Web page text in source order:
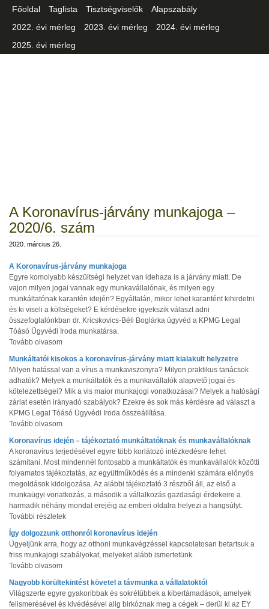
Főoldal Taglista Tisztségviselők
Alapszabály
2022. évi mérleg
2023. évi mérleg
2024. évi mérleg
2025. évi mérleg
A Koronavírus-járvány munkajoga –
2020/6. szám
2020. március 26.
A Koronavírus-járvány munkajoga
Egyre komolyabb készültségi helyzet van idehaza is a járvány miatt. De
vajon milyen jogai vannak egy munkavállalónak, és milyen egy
munkáltatónak karantén idején? Egyáltalán, mikor lehet karantént kihirdetni
és ki viseli a költségeket? E kérdésekre igyekszik választ adni
összefoglalónkban dr. Kricskovics-Béli Boglárka ügyvéd a KPMG Legal
Tóásó Ügyvédi Iroda munkatársa.
Tovább olvasom
Munkáltatói kisokos a koronavírus-járvány miatt kialakult helyzetre
Milyen hatással van a vírus a munkaviszonyra? Milyen praktikus tanácsok
adhatók? Melyek a munkáltatók és a munkavállalók alapvető jogai és
kötelezettségei? Mik a vis maior munkajogi vonatkozásai? Melyek a hatósági
zárlat esetén irányadó szabályok? Ezekre és sok más kérdésre ad választ a
KPMG Legal Tóásó Ügyvédi Iroda összeállítása.
Tovább olvasom
Koronavírus idején – tájékoztató munkáltatóknak és munkavállalóknak
A koronavírus terjedésével egyre több korlátozó intézkedésre lehet
számítani. Most mindennél fontosabb a munkáltatók és munkavállalók közötti
folyamatos tájékoztatás, az együttműködés és a mindenki számára előnyös
megoldások kidolgozása. Az alábbi tájékoztató 3 részből áll, az első a
munkaügyi vonatkozás, a második a vállalkozás gazdasági érdekeire a
harmadik néhány mondat erejéig az emberi oldalra helyezi a hangsúlyt.
További részletek
Így dolgozzunk otthonról koronavírus idején
Ügyeljünk arra, hogy az otthoni munkavégzéssel kapcsolatosan betartsuk a
friss munkajogi szabályokat, melyeket alább ismertetünk.
Tovább olvasom
Nagyobb körültekintést követel a távmunka a vállalatoktól
Világszerte egyre gyakoribbak és sokrétűbbek a kibertámadások, amelyek
felismerésével és kivédésével alig birkóznak meg a cégek – derül ki az EY